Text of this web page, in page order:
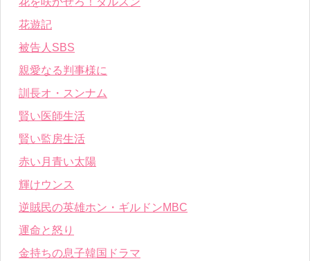
花遊記
被告人SBS
親愛なる判事様に
訓長オ・スンナム
賢い医師生活
賢い監房生活
赤い月青い太陽
輝けウンス
逆賊民の英雄ホン・ギルドンMBC
運命と怒り
金持ちの息子韓国ドラマ